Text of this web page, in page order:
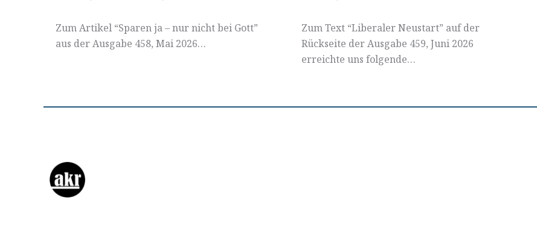
Zum Artikel “Sparen ja – nur nicht bei Gott”
aus der Ausgabe 458, Mai 2026…
Zum Text “Liberaler Neustart” auf der
Rückseite der Ausgabe 459, Juni 2026
erreichte uns folgende…